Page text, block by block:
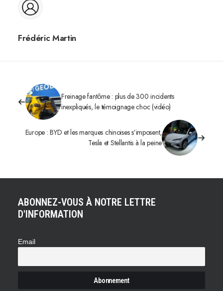
Frédéric Martin
Freinage fantôme : plus de 300 incidents
inexpliqués, le témoignage choc (vidéo)
Europe : BYD et les marques chinoises s’imposent,
Tesla et Stellantis à la peine
ABONNEZ-VOUS À NOTRE LETTRE
D'INFORMATION
Email